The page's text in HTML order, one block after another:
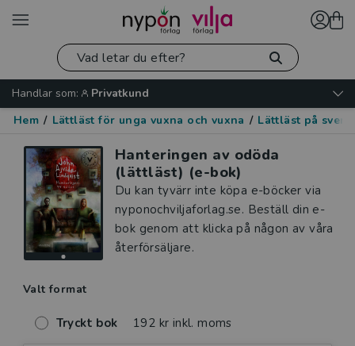
Handlar som:
Privatkund
Hem / Lättläst för unga vuxna och vuxna / Lättläst på
Hanteringen av odöda
(lättläst) (e-bok)
Du kan tyvärr inte köpa e-böcker via
nyponochviljaforlag.se. Beställ din e-
bok genom att klicka på någon av våra
återförsäljare.
Valt format
Tryckt bok 192 kr inkl. moms